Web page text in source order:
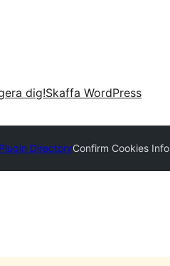
dig!Skaffa WordPress
Plugin DirectoryConfirm Cookies Info